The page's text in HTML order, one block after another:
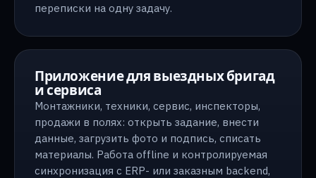
переписки на одну задачу.
Приложение для выездных бригад
и сервиса
Монтажники, техники, сервис, инспекторы,
продажи в полях: открыть задание, внести
данные, загрузить фото и подпись, списать
материалы. Работа offline и контролируемая
синхронизация с ERP- или заказным backend,